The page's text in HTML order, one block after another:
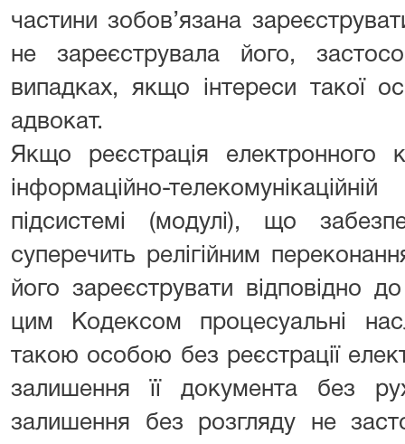
частини зобов’язана
не зареєструвала його,
випадках, якщо інтереси такої
адвокат.
Якщо реєстрація електронного
інформаційно-
підсистемі (модулі), що
суперечить релігійним
його зареєструвати відповідно
цим Кодексом процесуальні
такою особою без реєстрації
залишення її документа без
залишення без розгляду не